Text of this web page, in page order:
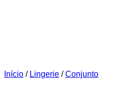
Início / Lingerie / Conjunto